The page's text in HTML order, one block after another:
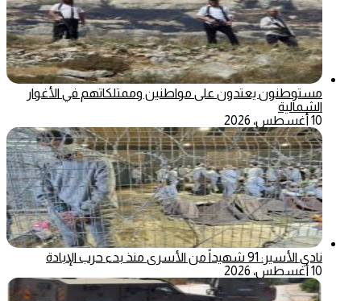
مستوطنون يعتدون على مواطنين وممتلكاتهم في الأغوار
الشمالية
10 أغسطس، 2026
نادي الأسير: 91 شهيداً من الأسرى منذ بدء حرب الإبادة
10 أغسطس، 2026